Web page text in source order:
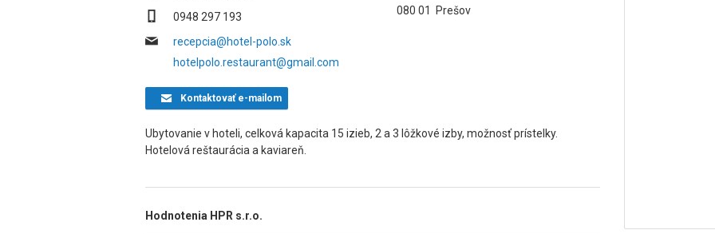
0948 297 193
recepcia@hotel-polo.sk
hotelpolo.restaurant@gmail.com
080 01
Prešov
Kontaktovaťe-mailom
Ubytovanie v hoteli, celková kapacita 15 izieb, 2 a 3 lôžkové izby, možnosť prístelky.
Hotelová reštaurácia a kaviareň.
Hodnotenia HPR s.r.o.